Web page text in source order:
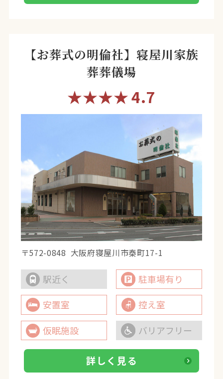
【お葬式の明倫社】寝屋川家族
葬葬儀場
★★★★4.7
〒572-0848 大阪府寝屋川市秦町17-1
駅近く
駐車場有り
安置室
控え室
仮眠施設
バリアフリー
詳しく見る